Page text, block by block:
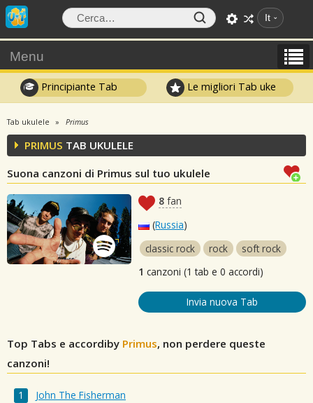
It
Menu
Principiante Tab Le migliori Tab uke
Tab ukulele Primus
PRIMUS TAB UKULELE
Suona canzoni di Primus sul tuo ukulele
8 fan
(Russia)
classic rock
rock
soft rock
1 canzoni (1 tab e 0 accordi)
Invia nuova Tab
Top Tabs e accordiby Primus, non perdere queste
canzoni!
John The Fisherman